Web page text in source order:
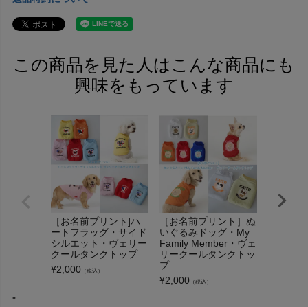
この商品を見た人はこんな商品にも
興味をもっています
［お名前プリント]ハ
ートフラッグ・サイド
シルエット・ヴェリー
クールタンクトップ
¥2,000 （税込）
［お名前プリント］ぬ
いぐるみドッグ・My
Family Member・ヴェ
リークールタンクトッ
プ
¥2,000 （税込）
"